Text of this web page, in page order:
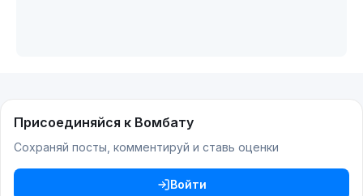
Присоединяйся к Вомбату
Сохраняй посты, комментируй и ставь оценки
Войти